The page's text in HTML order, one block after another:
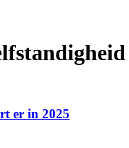
er in 2025